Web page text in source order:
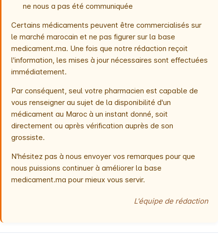
ne nous a pas été communiquée
Certains médicaments peuvent être commercialisés sur
le marché marocain et ne pas figurer sur la base
medicament.ma. Une fois que notre rédaction reçoit
l'information, les mises à jour nécessaires sont effectuées
immédiatement.
Par conséquent, seul votre pharmacien est capable de
vous renseigner au sujet de la disponibilité d'un
médicament au Maroc à un instant donné, soit
directement ou après vérification auprès de son
grossiste.
N'hésitez pas à nous envoyer vos remarques pour que
nous puissions continuer à améliorer la base
medicament.ma pour mieux vous servir.
L'équipe de rédaction